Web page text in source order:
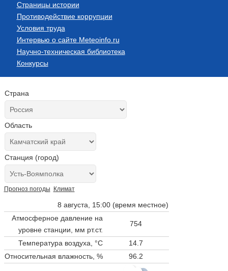
Страницы истории
Противодействие коррупции
Условия труда
Интервью о сайте Meteoinfo.ru
Научно-техническая библиотека
Конкурсы
Страна
Область
Станция (город)
Прогноз погоды Климат
8 августа, 15:00 (время местное)
Атмосферное давление на
уровне станции, мм рт.ст.
754
Температура воздуха, °C
14.7
Относительная влажность, %
96.2